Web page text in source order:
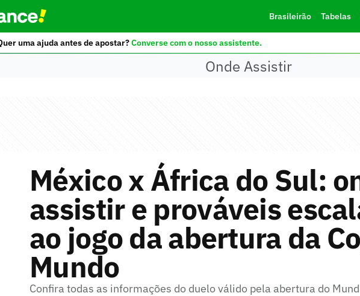
Brasileirão Tabelas
uma ajuda antes de apostar?Converse com o nosso assistente.
Onde Assistir
México x África do Sul:
assistir e prováveis
ao jogo da abertura da
Mundo
Confira todas as informações do duelo válido pela abertura do